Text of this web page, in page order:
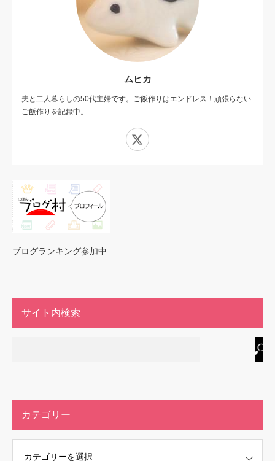
ムヒカ
夫と二人暮らしの50代主婦です。ご飯作りはエンドレス！頑張らない
ご飯作りを記録中。
ブログランキング参加中
サイト内検索
カテゴリー